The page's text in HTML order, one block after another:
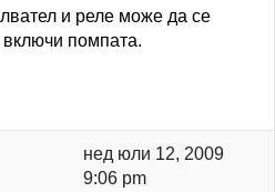
и реле може да се
помпата.
нед юли 12, 2009
9:06 pm